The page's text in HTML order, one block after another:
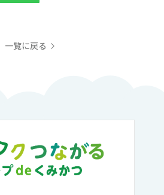
一覧に戻る